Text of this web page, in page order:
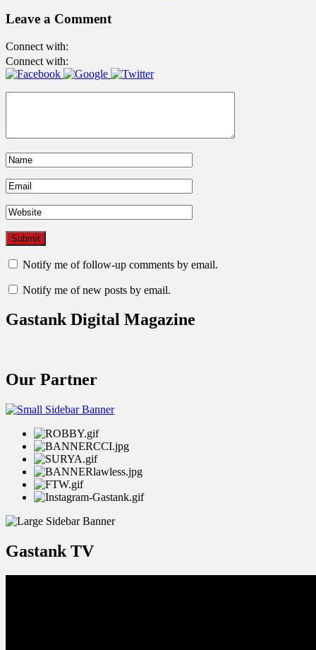
Leave a Comment
Connect with:
Connect with:
Notify me of follow-up comments by email.
Notify me of new posts by email.
Gastank Digital Magazine
Our Partner
Gastank TV